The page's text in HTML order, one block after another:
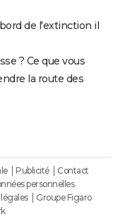
de l'extinction il
? Ce que vous
la route des
Publicité
Contact
personnelles
Groupe Figaro